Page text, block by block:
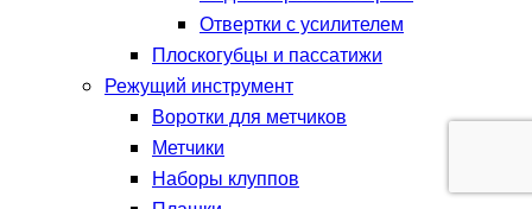
Отвертки с усилителем
Плоскогубцы и пассатижи
Режущий инструмент
Воротки для метчиков
Метчики
Наборы клуппов